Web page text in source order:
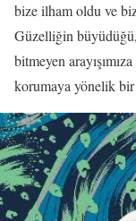
bize ilham oldu ve
Güzelliğin
bitmeyen
korumaya yönelik